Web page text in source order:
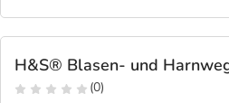
H&S® Blasen- und
(0)